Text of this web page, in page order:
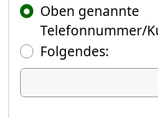
Oben genannte
Telefonnummer/
Folgendes:
Ich kündige Folgendes